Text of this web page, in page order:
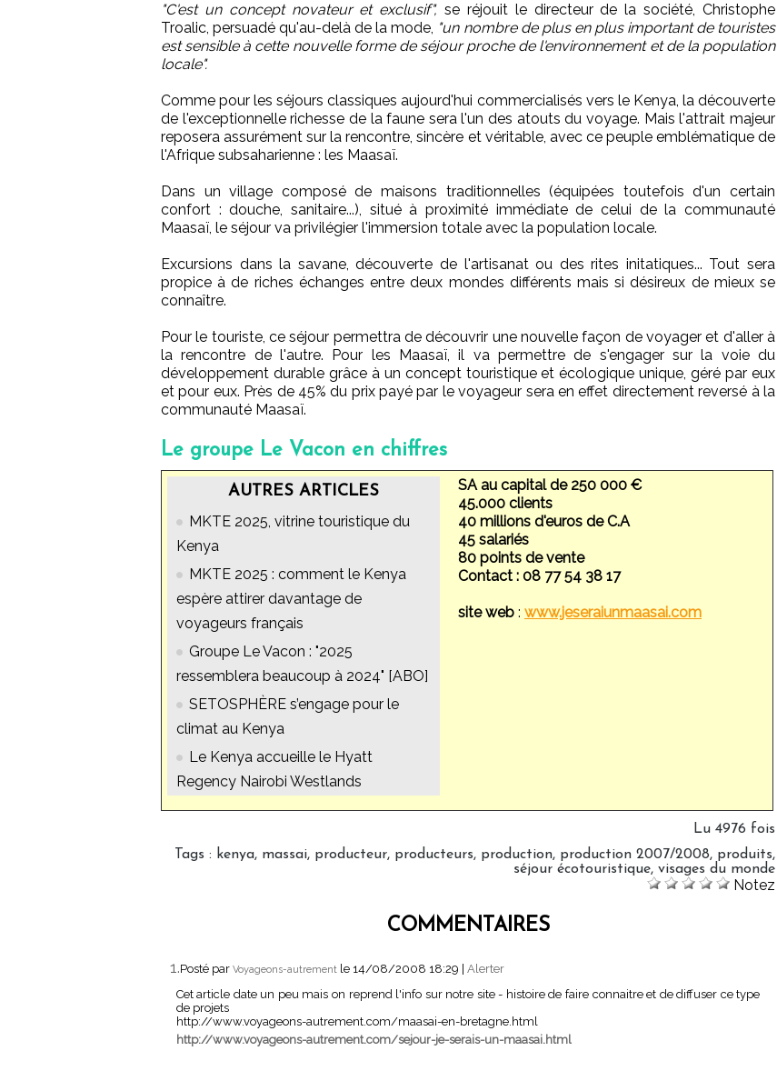
"C'est un concept novateur et exclusif",se réjouit le directeur de la société, Christophe
Troalic, persuadé qu'au-delà de la mode, "un nombre de plus en plus important de touristes
est sensible à cette nouvelle forme de séjour proche de l'environnement et de la population
locale".
Comme pour les séjours classiques aujourd'hui commercialisés vers le Kenya, la découverte
de l'exceptionnelle richesse de la faune sera l'un des atouts du voyage. Mais l'attrait majeur
reposera assurément sur la rencontre, sincère et véritable, avec ce peuple emblématique de
l'Afrique subsaharienne : les Maasaï.
Dans un village composé de maisons traditionnelles (équipées toutefois d'un certain
confort : douche, sanitaire...), situé à proximité immédiate de celui de la communauté
Maasaï, le séjour va privilégier l'immersion totale avec la population locale.
Excursions dans la savane, découverte de l'artisanat ou des rites initatiques... Tout sera
propice à de riches échanges entre deux mondes différents mais si désireux de mieux se
connaître.
Pour le touriste, ce séjour permettra de découvrir une nouvelle façon de voyager et d'aller à
la rencontre de l'autre. Pour les Maasaï, il va permettre de s'engager sur la voie du
développement durable grâce à un concept touristique et écologique unique, géré par eux
et pour eux. Près de 45% du prix payé par le voyageur sera en effet directement reversé à la
communauté Maasaï.
Le groupe Le Vacon en chiffres
AUTRES ARTICLES
MKTE 2025, vitrine touristique du
Kenya
MKTE 2025 : comment le Kenya
espère attirer davantage de
voyageurs français
Groupe Le Vacon : "2025
ressemblera beaucoup à 2024" [ABO]
SETOSPHÈRE s’engage pour le
climat au Kenya
Le Kenya accueille le Hyatt
Regency Nairobi Westlands
SA au capital de 250 000 €
45.000 clients
40 millions d'euros de C.A
45 salariés
80 points de vente
Contact : 08 77 54 38 17
site web : www.jeseraiunmaasai.com
Lu 4976 fois
Tags : kenya, massai, producteur, producteurs, production, production 2007/2008, produits,
séjour écotouristique, visages du monde
Notez
COMMENTAIRES
1.Posté par Voyageons-autrement le 14/08/2008 18:29
Alerter
Cet article date un peu mais on reprend l'info sur notre site - histoire de faire connaitre et de diffuser ce type
de projets
http://www.voyageons-autrement.com/maasai-en-bretagne.html
http://www.voyageons-autrement.com/sejour-je-serais-un-maasai.html